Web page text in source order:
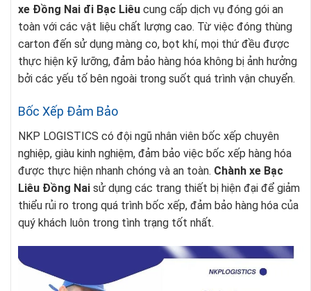
xe Đồng Nai đi Bạc Liêu cung cấp dịch vụ đóng gói an
toàn với các vật liệu chất lượng cao. Từ việc đóng thùng
carton đến sử dụng màng co, bọt khí, mọi thứ đều được
thực hiện kỹ lưỡng, đảm bảo hàng hóa không bị ảnh hưởng
bởi các yếu tố bên ngoài trong suốt quá trình vận chuyển.
Bốc Xếp Đảm Bảo
NKP LOGISTICS có đội ngũ nhân viên bốc xếp chuyên
nghiệp, giàu kinh nghiệm, đảm bảo việc bốc xếp hàng hóa
được thực hiện nhanh chóng và an toàn. Chành xe Bạc
Liêu Đồng Nai sử dụng các trang thiết bị hiện đại để giảm
thiểu rủi ro trong quá trình bốc xếp, đảm bảo hàng hóa của
quý khách luôn trong tình trạng tốt nhất.